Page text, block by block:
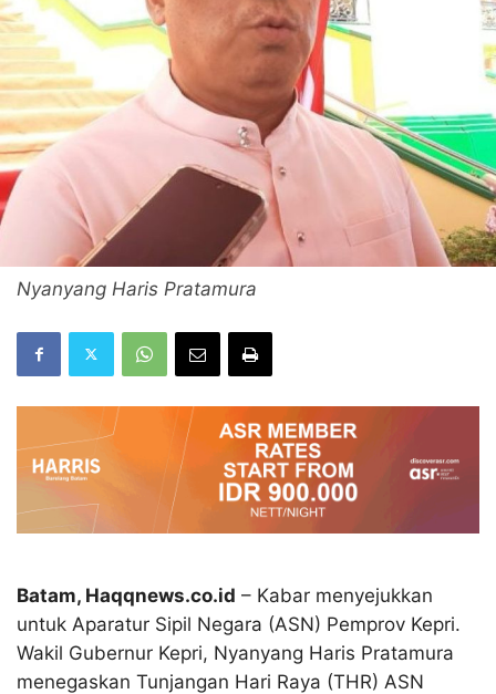
Nyanyang Haris Pratamura
Batam, Haqqnews.co.id – Kabar menyejukkan
untuk Aparatur Sipil Negara (ASN) Pemprov Kepri.
Wakil Gubernur Kepri, Nyanyang Haris Pratamura
menegaskan Tunjangan Hari Raya (THR) ASN